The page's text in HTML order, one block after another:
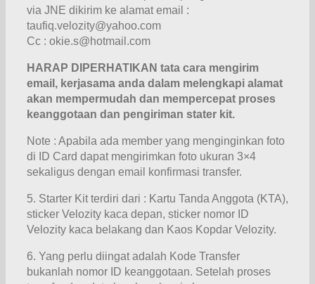
via JNE dikirim ke alamat email :
taufiq.velozity@yahoo.com
Cc : okie.s@hotmail.com
HARAP DIPERHATIKAN tata cara mengirim
email, kerjasama anda dalam melengkapi alamat
akan mempermudah dan mempercepat proses
keanggotaan dan pengiriman stater kit.
Note : Apabila ada member yang menginginkan foto
di ID Card dapat mengirimkan foto ukuran 3×4
sekaligus dengan email konfirmasi transfer.
5. Starter Kit terdiri dari : Kartu Tanda Anggota (KTA),
sticker Velozity kaca depan, sticker nomor ID
Velozity kaca belakang dan Kaos Kopdar Velozity.
6. Yang perlu diingat adalah Kode Transfer
bukanlah nomor ID keanggotaan. Setelah proses